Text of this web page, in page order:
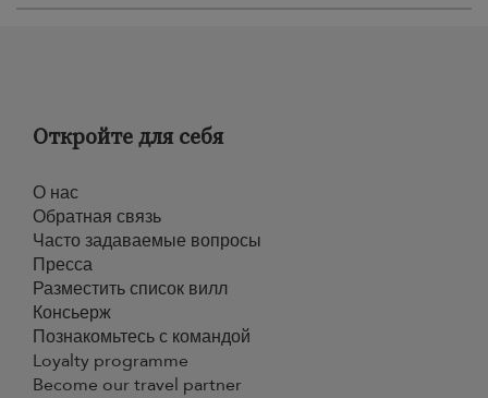
Откройте для себя
О нас
Обратная связь
Часто задаваемые вопросы
Пресса
Разместить список вилл
Консьерж
Познакомьтесь с командой
Loyalty programme
Become our travel partner